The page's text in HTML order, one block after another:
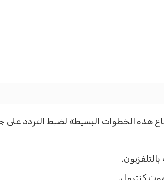
هذه الخطوات البسيطة لضبط التردد على